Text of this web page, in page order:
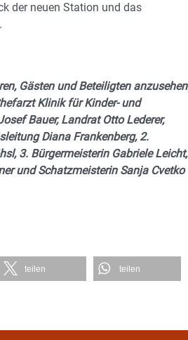
der neuen Station und das
Gästen und Beteiligten anzusehen
Klinik für Kinder- und
Bauer, Landrat Otto Lederer,
Diana Frankenberg, 2.
3. Bürgermeisterin Gabriele Leicht,
und Schatzmeisterin Sanja Cvetko
teilen teilen